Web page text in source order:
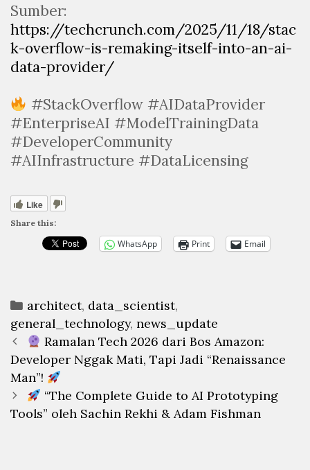
Sumber:
https://techcrunch.com/2025/11/18/stac
k-overflow-is-remaking-itself-into-an-ai-
data-provider/
#StackOverflow #AIDataProvider
#EnterpriseAI #ModelTrainingData
#DeveloperCommunity
#AIInfrastructure #DataLicensing
Like
Share this:
WhatsApp Print Email
Categories
architect, data_scientist,
general_technology, news_update
Post
navigation
Ramalan Tech 2026 dari Bos Amazon:
Developer Nggak Mati, Tapi Jadi “Renaissance
Man”!
“The Complete Guide to AI Prototyping
Tools” oleh Sachin Rekhi & Adam Fishman